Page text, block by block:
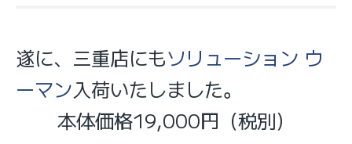
遂に、三重店にもソリューション ウ
ーマン入荷いたしました。
本体価格19,000円（税別）